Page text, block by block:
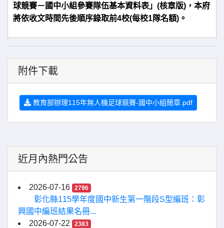
球競賽－國中小組參賽隊伍基本資料表」(核章版)，本府
將依收文時間先後順序錄取前4校(每校1隊名額)。
附件下載
教育部辦理115年無人機足球競賽-國中小組簡章.pdf
近月內熱門公告
2026-07-16 2796
彰化縣115學年度國中新生第一階段S型編班：彰
興國中編班結果名冊...
2026-07-22
2383